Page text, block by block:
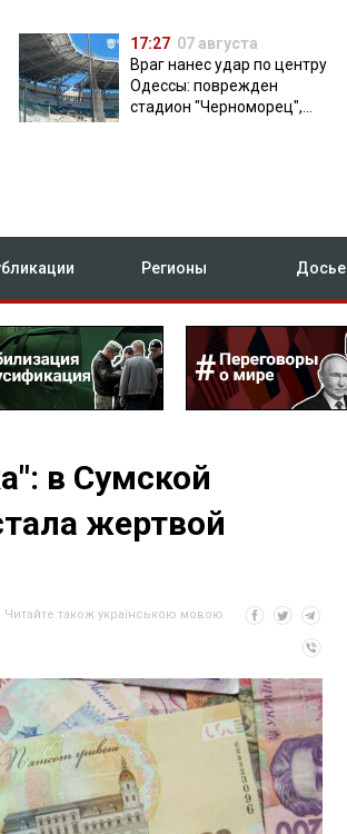
17:27 07 августа
Враг нанес удар по центру
Одессы: поврежден
стадион "Черноморец",
Регионы Досье
в Сумской
жертвой
Читайте також українською мовою